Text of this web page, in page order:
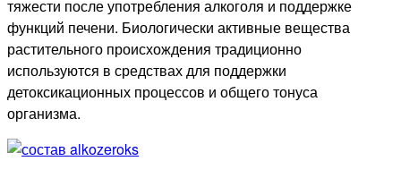
тяжести после употребления алкоголя и поддержке
функций печени. Биологически активные вещества
растительного происхождения традиционно
используются в средствах для поддержки
детоксикационных процессов и общего тонуса
организма.